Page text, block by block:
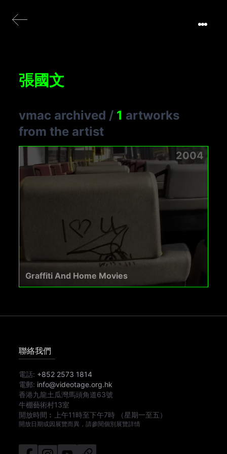
張國文
vmac archived / 1 artworks
from the artist
2004
Graffiti And Home Movies
聯絡我們
電話: +852 2573 1814
電郵: info@videotage.org.hk
香港九龍土瓜灣馬頭角道63號
牛棚藝術村13室
開放時間︰
上午11時至下午7時 （星期一至五）
開放日期或因展覽而異，請參閱個別展覽詳情